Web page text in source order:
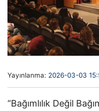
Yayınlanma: 2026-03-03
“Bağımlılık Değil